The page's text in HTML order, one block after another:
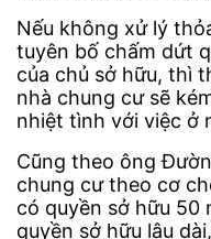
Nếu không xử lý
tuyên bố chấm dứt
của chủ sở hữu, thì
nhà chung cư sẽ
nhiệt tình với việc ở
Cũng theo ông
chung cư theo cơ
có quyền sở hữu 50
quyền sở hữu lâu